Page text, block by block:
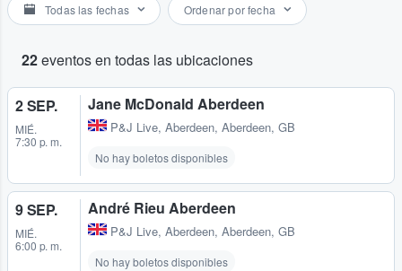
Todas las fechas Ordenar por fecha
22eventos en todas las ubicaciones
2 SEP.
MIÉ.
7:30 p. m.
Jane McDonald Aberdeen
P&J Live, Aberdeen, Aberdeen, GB
No hay boletos disponibles
9 SEP.
MIÉ.
6:00 p. m.
André Rieu Aberdeen
P&J Live, Aberdeen, Aberdeen, GB
No hay boletos disponibles